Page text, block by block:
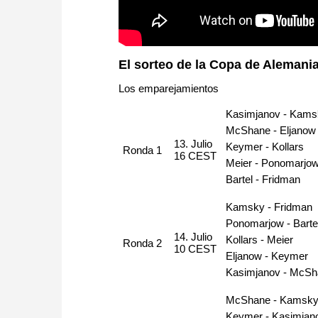
El sorteo de la Copa de
Los emparejamientos
Ronda 1
13. Julio
16 CEST
Kasimjanov -
McShane - Eljanow
Keymer - Kollars
Meier -
Bartel - Fridman
Ronda 2
14. Julio
10 CEST
Kamsky - Fridman
Ponomarjow -
Kollars - Meier
Eljanow - Keymer
Kasimjanov -
McShane - Kamsky